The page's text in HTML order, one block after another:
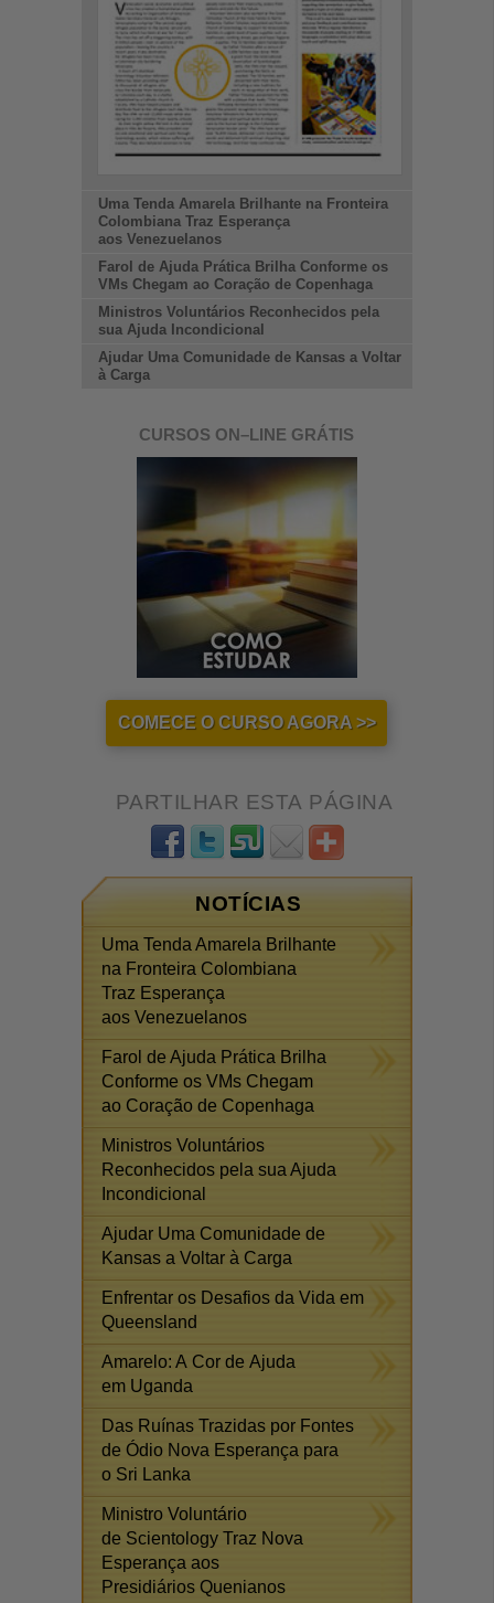
Uma Tenda Amarela Brilhante na Fronteira
Colombiana Traz Esperança
aos Venezuelanos
Farol de Ajuda Prática Brilha Conforme os
VMs Chegam ao Coração de Copenhaga
Ministros Voluntários Reconhecidos pela
sua Ajuda Incondicional
Ajudar Uma Comunidade de Kansas a Voltar
à Carga
CURSOS ON–LINE GRÁTIS
COMECE O CURSO AGORA >>
PARTILHAR ESTA PÁGINA
NOTÍCIAS
Uma Tenda Amarela Brilhante
na Fronteira Colombiana
Traz Esperança
aos Venezuelanos
Farol de Ajuda Prática Brilha
Conforme os VMs Chegam
ao Coração de Copenhaga
Ministros Voluntários
Reconhecidos pela sua Ajuda
Incondicional
Ajudar Uma Comunidade de
Kansas a Voltar à Carga
Enfrentar os Desafios da Vida em
Queensland
Amarelo: A Cor de Ajuda
em Uganda
Das Ruínas Trazidas por Fontes
de Ódio Nova Esperança para
o Sri Lanka
Ministro Voluntário
de Scientology Traz Nova
Esperança aos
Presidiários Quenianos